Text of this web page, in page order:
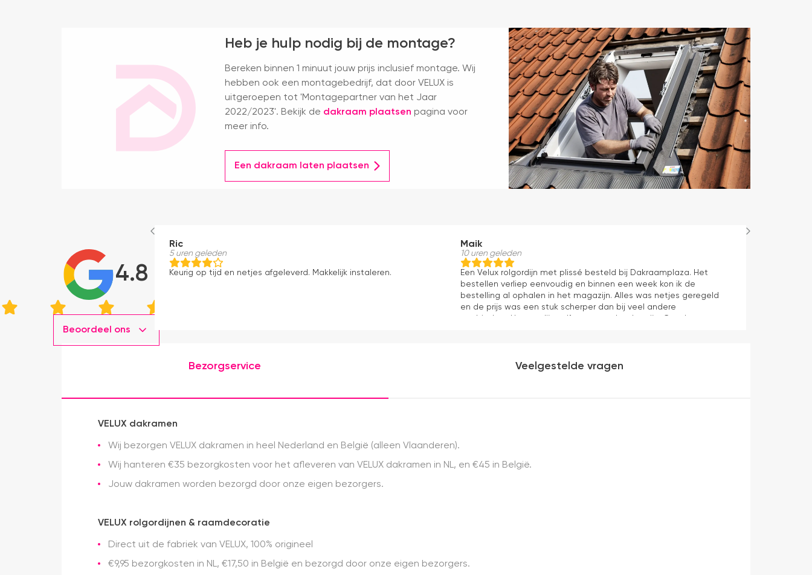
Heb je hulp nodig bij de montage?
Bereken binnen 1 minuut jouw prijs inclusief montage. Wij
hebben ook een montagebedrijf, dat door VELUX is
uitgeroepen tot 'Montagepartner van het Jaar
2022/2023'. Bekijk de dakraam plaatsen pagina voor
meer info.
Een dakraam laten plaatsen
4.8
Beoordeel ons
Ric
5 uren geleden
Keurig op tijd en netjes afgeleverd. Makkelijk instaleren.
Maik
10 uren geleden
Een Velux rolgordijn met plissé besteld bij Dakraamplaza. Het
bestellen verliep eenvoudig en binnen een week kon ik de
bestelling al ophalen in het magazijn. Alles was netjes geregeld
en de prijs was een stuk scherper dan bij veel andere
aanbieders. Het gordijn zelf mag er ook zeker zijn. Goede
Bezorgservice Veelgestelde vragen
VELUX dakramen
Wij bezorgen VELUX dakramen in heel Nederland en België (alleen Vlaanderen).
Wij hanteren €35 bezorgkosten voor het afleveren van VELUX dakramen in NL, en €45 in België.
Jouw dakramen worden bezorgd door onze eigen bezorgers.
VELUX rolgordijnen & raamdecoratie
Direct uit de fabriek van VELUX, 100% origineel
€9,95 bezorgkosten in NL, €17,50 in België en bezorgd door onze eigen bezorgers.